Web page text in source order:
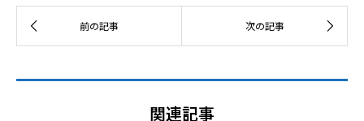
関連記事